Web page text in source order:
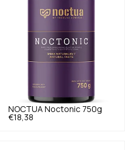
NOCTUA Noctonic 750g
€18,38